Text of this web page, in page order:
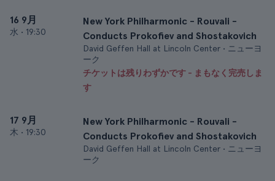
16 9月
水 • 19:30
New York Philharmonic - Rouvali -
Conducts Prokofiev and Shostakovich
David Geffen Hall at Lincoln Center • ニューヨ
ーク
チケットは残りわずかです - まもなく完売しま
す
17 9月
木 • 19:30
New York Philharmonic - Rouvali -
Conducts Prokofiev and Shostakovich
David Geffen Hall at Lincoln Center • ニューヨ
ーク